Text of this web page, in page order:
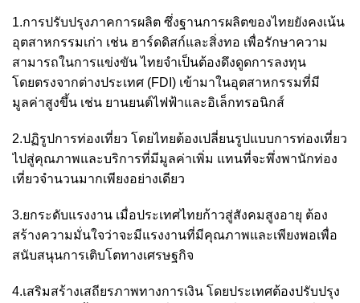
1.การปรับปรุงภาคการผลิต ซึ่งฐานการผลิตของไทยยังคงเน้น
อุตสาหกรรมเก่า เช่น ฮาร์ดดิสก์และสิ่งทอ เพื่อรักษาความ
สามารถในการแข่งขัน ไทยจำเป็นต้องดึงดูดการลงทุน
โดยตรงจากต่างประเทศ (FDI) เข้ามาในอุตสาหกรรมที่มี
มูลค่าสูงขึ้น เช่น ยานยนต์ไฟฟ้าและอิเล็กทรอนิกส์
2.ปฏิรูปการท่องเที่ยว โดยไทยต้องเปลี่ยนรูปแบบการท่องเที่ยว
ไปสู่คุณภาพและบริการที่มีมูลค่าเพิ่ม แทนที่จะพึ่งพานักท่อง
เที่ยวจำนวนมากเพียงอย่างเดียว
3.ยกระดับแรงงาน เมื่อประเทศไทยก้าวสู่สังคมสูงอายุ ต้อง
สร้างความมั่นใจว่าจะมีแรงงานที่มีคุณภาพและเพียงพอเพื่อ
สนับสนุนการเติบโตทางเศรษฐกิจ
4.เสริมสร้างเสถียรภาพทางการเงิน โดยประเทศต้องปรับปรุง